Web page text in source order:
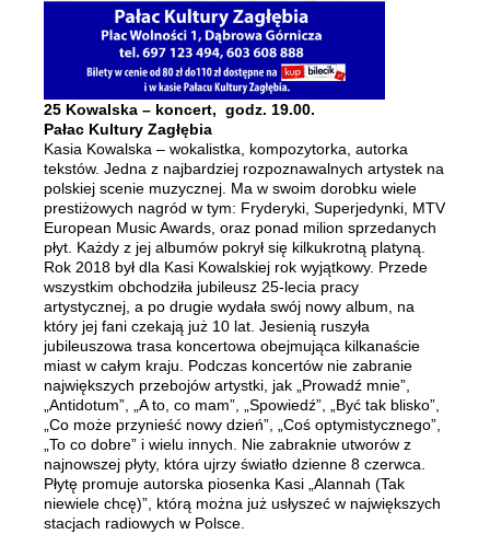
25 Kowalska – koncert, godz. 19.00.
Pałac Kultury Zagłębia
Kasia Kowalska – wokalistka, kompozytorka, autorka
tekstów. Jedna z najbardziej rozpoznawalnych artystek na
polskiej scenie muzycznej. Ma w swoim dorobku wiele
prestiżowych nagród w tym: Fryderyki, Superjedynki, MTV
European Music Awards, oraz ponad milion sprzedanych
płyt. Każdy z jej albumów pokrył się kilkukrotną platyną.
Rok 2018 był dla Kasi Kowalskiej rok wyjątkowy. Przede
wszystkim obchodziła jubileusz 25-lecia pracy
artystycznej, a po drugie wydała swój nowy album, na
który jej fani czekają już 10 lat. Jesienią ruszyła
jubileuszowa trasa koncertowa obejmująca kilkanaście
miast w całym kraju. Podczas koncertów nie zabranie
największych przebojów artystki, jak „Prowadź mnie”,
„Antidotum”, „A to, co mam”, „Spowiedź”, „Być tak blisko”,
„Co może przynieść nowy dzień”, „Coś optymistycznego”,
„To co dobre” i wielu innych. Nie zabraknie utworów z
najnowszej płyty, która ujrzy światło dzienne 8 czerwca.
Płytę promuje autorska piosenka Kasi „Alannah (Tak
niewiele chcę)”, którą można już usłyszeć w największych
stacjach radiowych w Polsce.